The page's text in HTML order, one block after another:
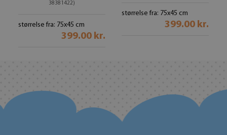
38381422)
størrelse fra: 75x45 cm
399.00 kr.
størrelse fra: 75x45 cm
399.00 kr.